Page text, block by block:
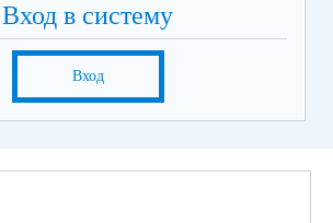
Вход в систему
Вход